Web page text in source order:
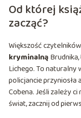
Od której
zacząć?
Większość
kryminalną
Lichego. To naturalny
policjancie
Cobena. Jeśli zależy
świat, zacznij od